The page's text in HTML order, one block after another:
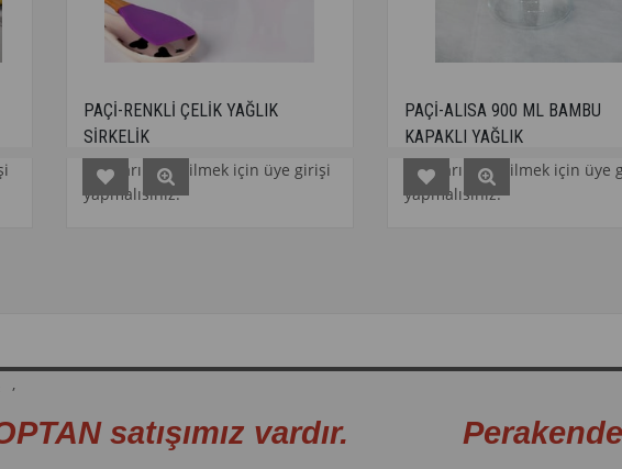
PAÇİ-RENKLİ ÇELİK YAĞLIK
görebilmek için üye girişi
yapmalısınız.
PAÇİ-ALISA 900 ML BAMBU
KAPAKLI YAĞLIK
Fiyatları görebilmek için üye girişi
yapmalısınız.
,
satışımız vardır. Perakende